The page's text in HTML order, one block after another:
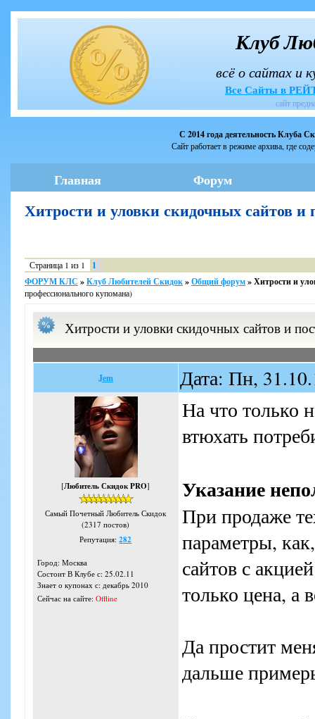
Клуб
всё о сайтах и
Все Сайты в
сайт
С 2014 года деятельность Клуба
Сайт работает в режиме архива, где
Главная Форум
Хитрости и уловки скидочных
Страница 1 из 1
1
ФОРУМ КЛС »Клуб Любителей Скидок»Общий форум»Хитрости и
профессионального купомана)
Хитрости и уловки скидочных сайтов и
Jem Дата: Пн,
[Любитель Скидок PRO]
Самый Почетный Любитель Скидок
(2317 постов)
Репутация:282
Город: Москва
Состоит В Клубе с: 25.02.11
Знает о купонах с: декабрь 2010
Сейчас на сайте: Offline
На что только
втюхать
Указание
При продаже
параметры,
сайтов с
только цена, а
Да простит
дальше